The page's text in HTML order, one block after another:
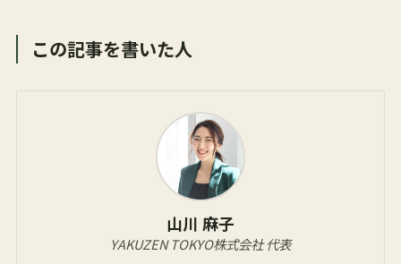
この記事を書いた人
山川 麻子
YAKUZEN TOKYO株式会社 代表